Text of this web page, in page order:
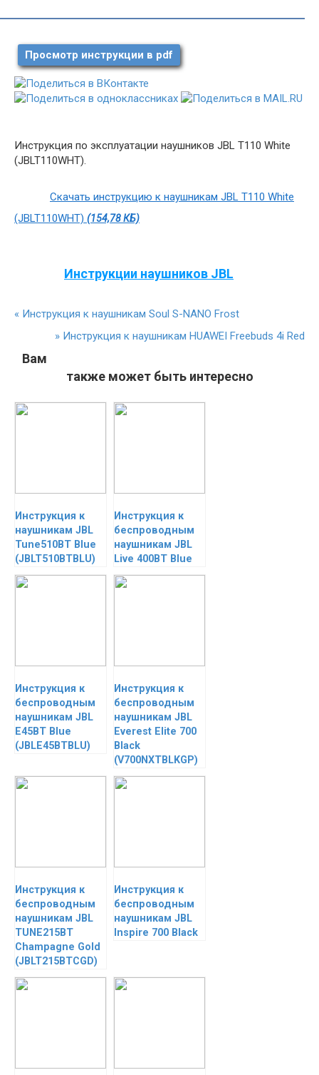
Просмотр инструкции в pdf
Инструкция по эксплуатации наушников JBL T110 White
(JBLT110WHT).
Скачать инструкцию к наушникам JBL T110 White
(JBLT110WHT) (154,78 КБ)
Инструкции наушников JBL
« Инструкция к наушникам Soul S-NANO Frost
» Инструкция к наушникам HUAWEI Freebuds 4i Red
Вам
также может быть интересно
Инструкция к
наушникам JBL
Tune510BT Blue
(JBLT510BTBLU)
Инструкция к
беспроводным
наушникам JBL
Live 400BT Blue
Инструкция к
беспроводным
наушникам JBL
E45BT Blue
(JBLE45BTBLU)
Инструкция к
беспроводным
наушникам JBL
Everest Elite 700
Black
(V700NXTBLKGP)
Инструкция к
беспроводным
наушникам JBL
TUNE215BT
Champagne Gold
(JBLT215BTCGD)
Инструкция к
беспроводным
наушникам JBL
Inspire 700 Black